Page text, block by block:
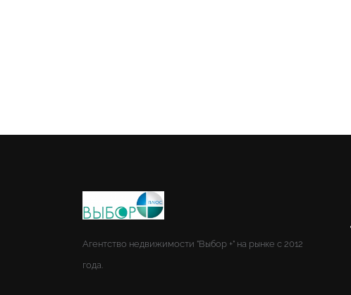
Агентство недвижимости "Выбор +" на рынке с 2012
года.